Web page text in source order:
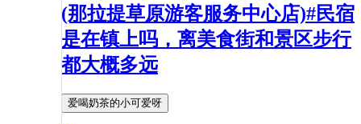
(那拉提草原游客服务中心店)#民宿
是在镇上吗，离美食街和景区步行
都大概多远
爱喝奶茶的小可爱呀